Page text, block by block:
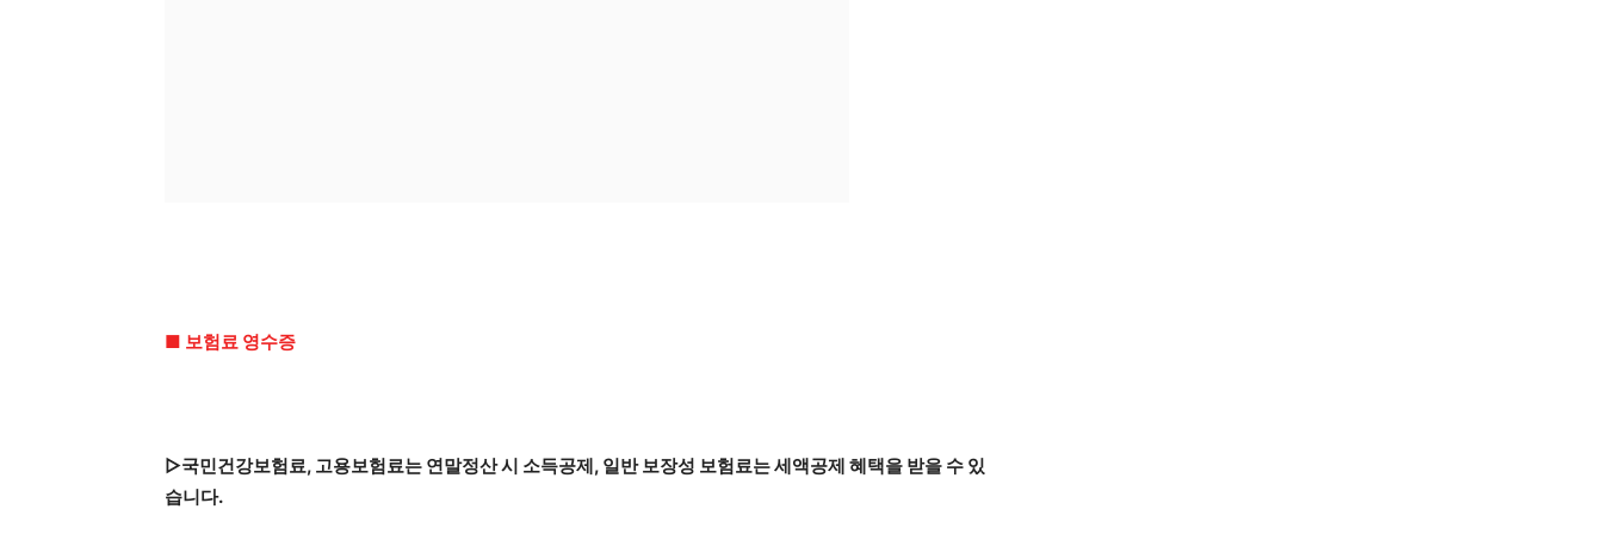
■ 보험료 영수증
▷국민건강보험료, 고용보험료는 연말정산 시 소득공제, 일반 보장성 보험료는 세액공제 혜택을 받을 수 있
습니다.